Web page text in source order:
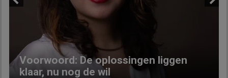
Voorwoord: De oplossingen liggen
klaar, nu nog de wil